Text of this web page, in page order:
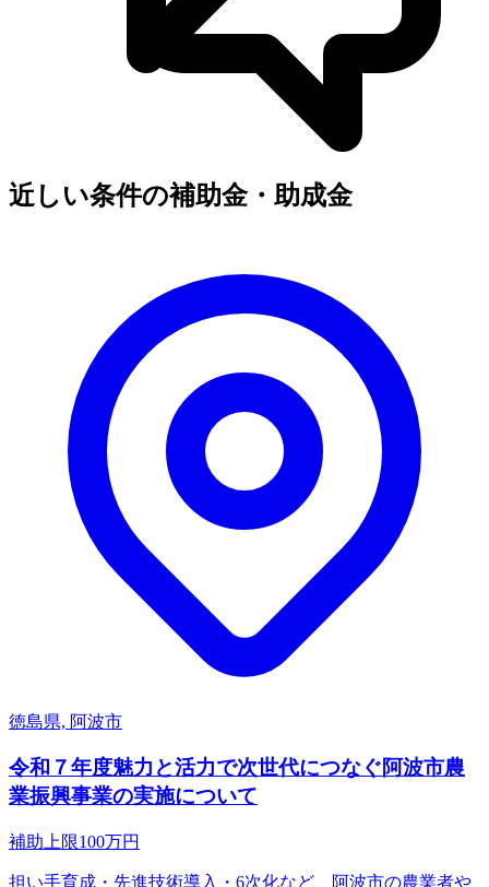
近しい条件の補助金・助成金
徳島県, 阿波市
令和７年度魅力と活力で次世代につなぐ阿波市農
業振興事業の実施について
補助上限100万円
担い手育成・先進技術導入・6次化など、阿波市の農業者や